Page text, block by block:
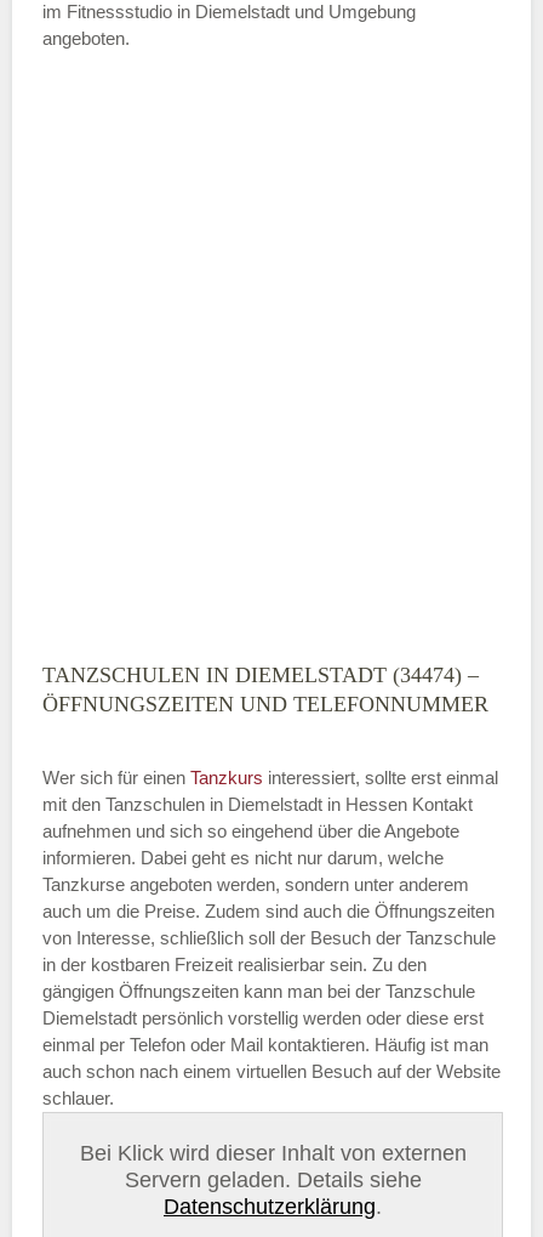
im Fitnessstudio in Diemelstadt und Umgebung
angeboten.
TANZSCHULEN IN DIEMELSTADT (34474) –
ÖFFNUNGSZEITEN UND TELEFONNUMMER
Wer sich für einen Tanzkurs interessiert, sollte erst einmal
mit den Tanzschulen in Diemelstadt in Hessen Kontakt
aufnehmen und sich so eingehend über die Angebote
informieren. Dabei geht es nicht nur darum, welche
Tanzkurse angeboten werden, sondern unter anderem
auch um die Preise. Zudem sind auch die Öffnungszeiten
von Interesse, schließlich soll der Besuch der Tanzschule
in der kostbaren Freizeit realisierbar sein. Zu den
gängigen Öffnungszeiten kann man bei der Tanzschule
Diemelstadt persönlich vorstellig werden oder diese erst
einmal per Telefon oder Mail kontaktieren. Häufig ist man
auch schon nach einem virtuellen Besuch auf der Website
schlauer.
Bei Klick wird dieser Inhalt von externen
Servern geladen. Details siehe
Datenschutzerklärung.